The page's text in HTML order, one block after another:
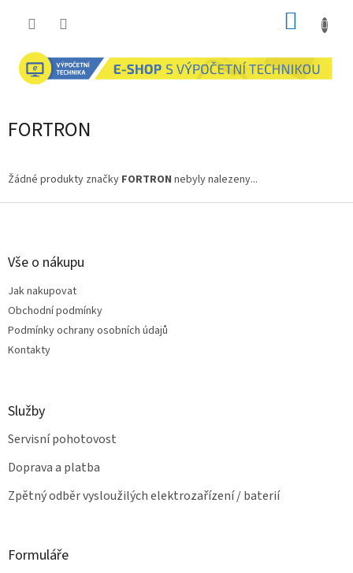
FORTRON
Žádné produkty značky FORTRON nebyly nalezeny...
Z
Vše o nákupu
Jak nakupovat
Obchodní podmínky
Podmínky ochrany osobních údajů
Kontakty
Služby
Servisní pohotovost
Doprava a platba
Zpětný odběr vysloužilých elektrozařízení / baterií
Formuláře